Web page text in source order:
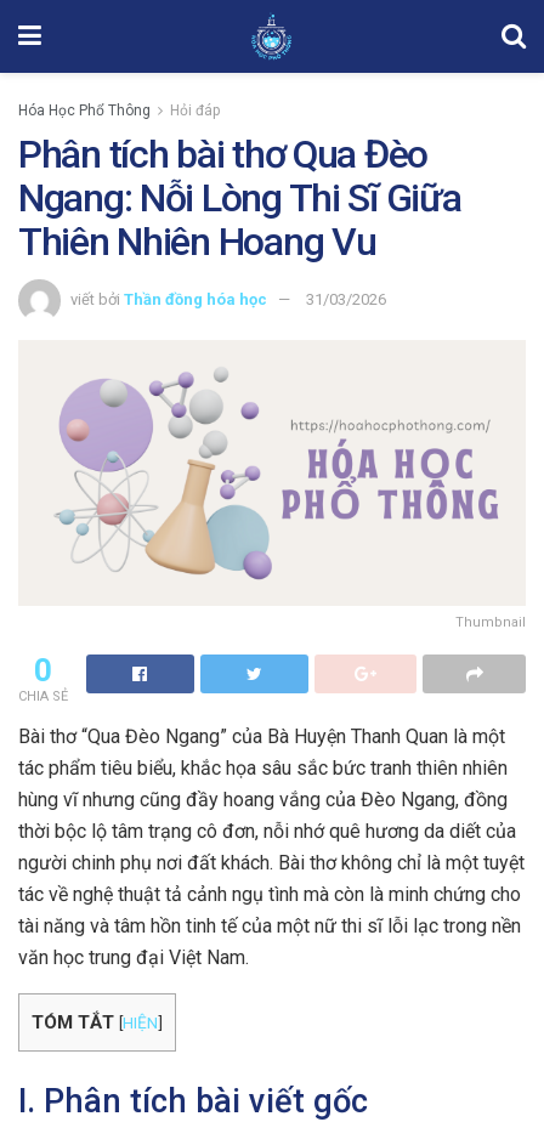
Hóa Học Phổ Thông Hỏi đáp
Phân tích bài thơ Qua Đèo
Ngang: Nỗi Lòng Thi Sĩ Giữa
Thiên Nhiên Hoang Vu
viết bởi Thần đồng hóa học 31/03/2026
Thumbnail
0
CHIA SẺ
Bài thơ “Qua Đèo Ngang” của Bà Huyện Thanh Quan là một
tác phẩm tiêu biểu, khắc họa sâu sắc bức tranh thiên nhiên
hùng vĩ nhưng cũng đầy hoang vắng của Đèo Ngang, đồng
thời bộc lộ tâm trạng cô đơn, nỗi nhớ quê hương da diết của
người chinh phụ nơi đất khách. Bài thơ không chỉ là một tuyệt
tác về nghệ thuật tả cảnh ngụ tình mà còn là minh chứng cho
tài năng và tâm hồn tinh tế của một nữ thi sĩ lỗi lạc trong nền
văn học trung đại Việt Nam.
TÓM TẮT [HIỆN]
I. Phân tích bài viết gốc